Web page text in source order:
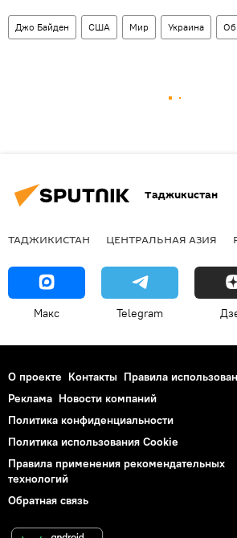
Джо Байден США Мир Украина
Таджикистан
ТАДЖИКИСТАН ЦЕНТРАЛЬНАЯ АЗИЯ
Макс Telegram
О проекте Контакты Правила
Реклама Новости компаний
Политика конфиденциальности
Политика использования Cookie
Правила применения рекомендательных
технологий
Обратная связь